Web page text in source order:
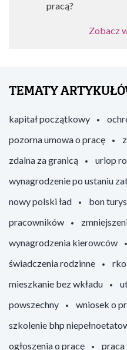
pracą?
Zobacz
TEMATY
kapitał początkowy
pozorna umowa o pracę
zdalna za granicą
urlop
wynagrodzenie po ustaniu
nowy polski ład
bon
pracowników
wynagrodzenia kierowców
świadczenia rodzinne
rko
mieszkanie bez wkładu
powszechny
wniosek o
szkolenie bhp
ogłoszenia o pracę
praca